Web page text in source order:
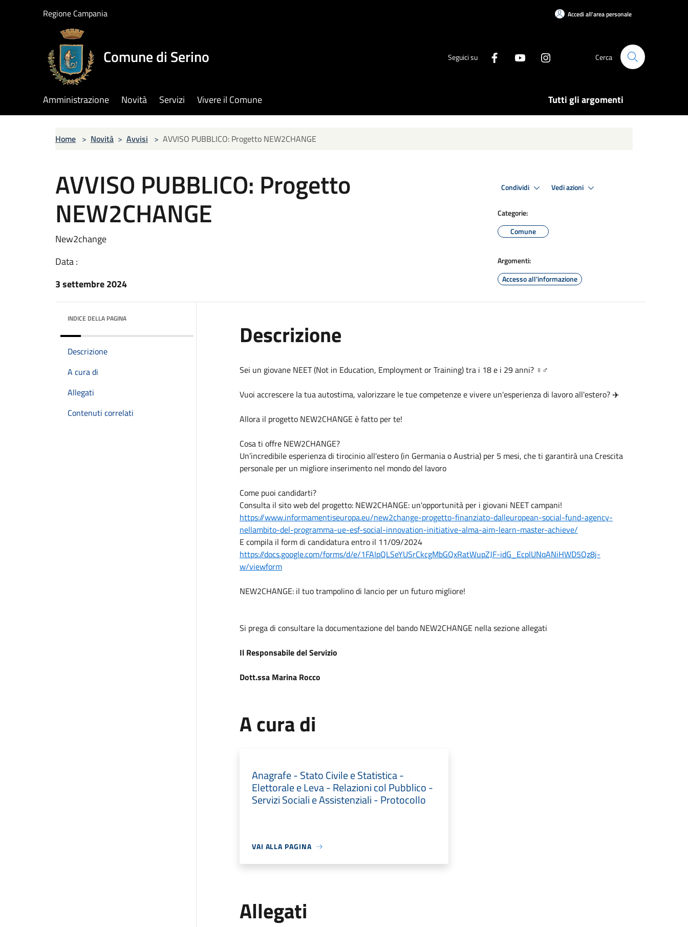
Regione Campania Accedi all'area personale
Comune di Serino Seguici su Cerca
Amministrazione Novità Servizi Vivere il Comune Tutti gli argomenti
Home > Novità > Avvisi > AVVISO PUBBLICO: Progetto NEW2CHANGE
AVVISO PUBBLICO: Progetto
NEW2CHANGE
New2change
Data :
3 settembre 2024
Condividi Vedi azioni
Categorie:
Comune
Argomenti:
Accesso all'informazione
INDICE DELLA PAGINA
Descrizione
A cura di
Allegati
Contenuti correlati
Descrizione
Sei un giovane NEET (Not in Education, Employment or Training) tra i 18 e i 29 anni? ♀️‍♂️
Vuoi accrescere la tua autostima, valorizzare le tue competenze e vivere un'esperienza di lavoro all'estero? ✈️
Allora il progetto NEW2CHANGE è fatto per te!
Cosa ti offre NEW2CHANGE?
Un’incredibile esperienza di tirocinio all'estero (in Germania o Austria) per 5 mesi, che ti garantirà una Crescita
personale per un migliore inserimento nel mondo del lavoro
Come puoi candidarti?
Consulta il sito web del progetto: NEW2CHANGE: un'opportunità per i giovani NEET campani!
https://www.informamentiseuropa.eu/new2change-progetto-finanziato-dalleuropean-social-fund-agency-
nellambito-del-programma-ue-esf-social-innovation-initiative-alma-aim-learn-master-achieve/
E compila il form di candidatura entro il 11/09/2024
https://docs.google.com/forms/d/e/1FAIpQLSeYUSrCkcgMbGQxRatWupZJF-idG_EcplUNqANiHWD5Qz8j-
w/viewform
NEW2CHANGE: il tuo trampolino di lancio per un futuro migliore!
Si prega di consultare la documentazione del bando NEW2CHANGE nella sezione allegati
Il Responsabile del Servizio
Dott.ssa Marina Rocco
A cura di
Anagrafe - Stato Civile e Statistica -
Elettorale e Leva - Relazioni col Pubblico -
Servizi Sociali e Assistenziali - Protocollo
VAI ALLA PAGINA
Allegati